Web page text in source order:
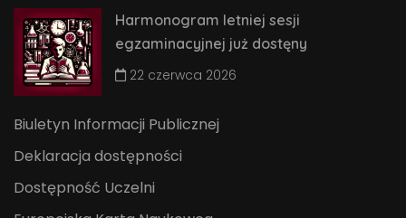
Harmonogram letniej sesji
egzaminacyjnej już dostęny
22 czerwca 2026
Biuletyn Informacji Publicznej
Deklaracja dostępności
Dostępność Uczelni